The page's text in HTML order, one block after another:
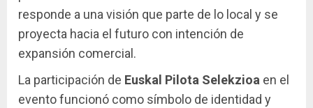
responde a una visión que parte de lo local y se
proyecta hacia el futuro con intención de
expansión comercial.
La participación de Euskal Pilota Selekzioa en el
evento funcionó como símbolo de identidad y